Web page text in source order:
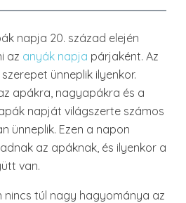
napja 20. század elején
az anyák napja párjaként. Az
ünneplik ilyenkor.
apákra, nagyapákra és a
napját világszerte számos
ünneplik. Ezen a napon
az apáknak, és ilyenkor a
van.
nincs túl nagy hagyománya az